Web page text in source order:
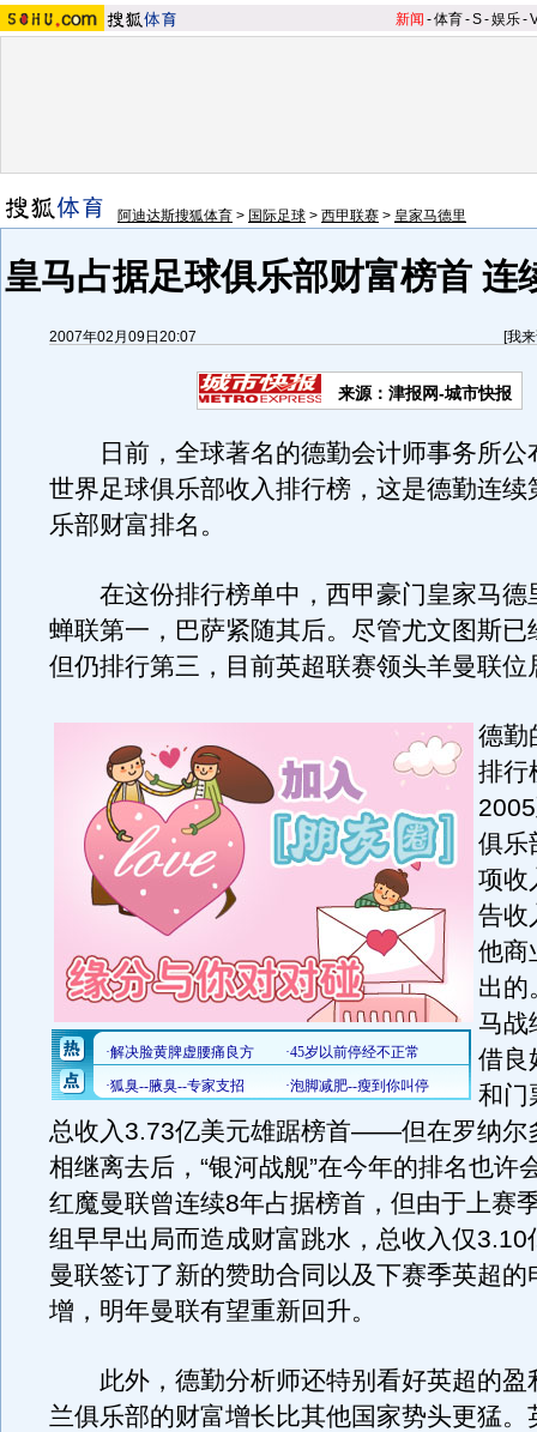
新闻 -体育-S-娱乐-
阿迪达斯搜狐体育 > 国际足球 > 西甲联赛 > 皇家马德里
皇马占据足球俱乐部财富榜首 连
2007年02月09日20:07 [我
来源：津报网-城市快报
日前，全球著名的德勤会计师事务所公
世界足球俱乐部收入排行榜，这是德勤连续
乐部财富排名。
在这份排行榜单中，西甲豪门皇家马德
蝉联第一，巴萨紧随其后。尽管尤文图斯已
但仍排行第三，目前英超联赛领头羊曼联位
德勤
排行
俱乐
项收
告收
他商
出的
马战
借良
和门
总收入3.73亿美元雄踞榜首——但在罗纳尔
相继离去后，“银河战舰”在今年的排名也许
红魔曼联曾连续8年占据榜首，但由于上赛
组早早出局而造成财富跳水，总收入仅3.10
曼联签订了新的赞助合同以及下赛季英超的
增，明年曼联有望重新回升。
此外，德勤分析师还特别看好英超的盈
兰俱乐部的财富增长比其他国家势头更猛。